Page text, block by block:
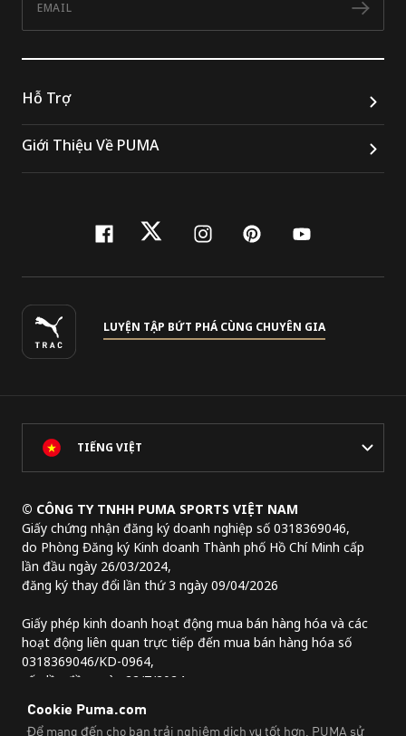
Hỗ Trợ
Giới Thiệu Về PUMA
facebook
twitterinstagram
pinterest
youtube
LUYỆN TẬP BỨT PHÁ CÙNG CHUYÊN GIA
TIẾNG VIỆT
© CÔNG TY TNHH PUMA SPORTS VIỆT NAM
Giấy chứng nhận đăng ký doanh nghiệp số 0318369046,
do Phòng Đăng ký Kinh doanh Thành phố Hồ Chí Minh cấp
lần đầu ngày 26/03/2024,
đăng ký thay đổi lần thứ 3 ngày 09/04/2026
Giấy phép kinh doanh hoạt động mua bán hàng hóa và các
hoạt động liên quan trực tiếp đến mua bán hàng hóa số
0318369046/KD-0964,
cấp lần đầu ngày 22/7/2024.
Lầu 2, tòa nhà Lim Tower 3,